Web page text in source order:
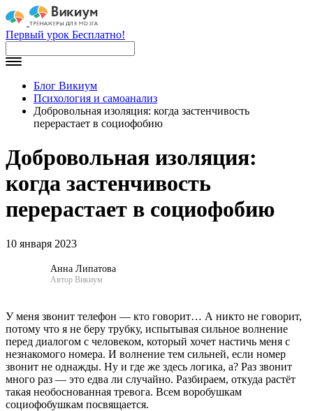
Первый урок Бесплатно!
Блог Викиум
Психология и самоанализ
Добровольная изоляция: когда застенчивость
перерастает в социофобию
Добровольная изоляция:
когда застенчивость
перерастает в социофобию
10 января 2023
Анна Липатова
Автор Викиум
У меня звонит телефон — кто говорит… А никто не говорит,
потому что я не беру трубку, испытывая сильное волнение
перед диалогом с человеком, который хочет настичь меня с
незнакомого номера. И волнение тем сильней, если номер
звонит не однажды. Ну и где же здесь логика, а? Раз звонит
много раз — это едва ли случайно. Разбираем, откуда растёт
такая необоснованная тревога. Всем воробушкам
социофобушкам посвящается.